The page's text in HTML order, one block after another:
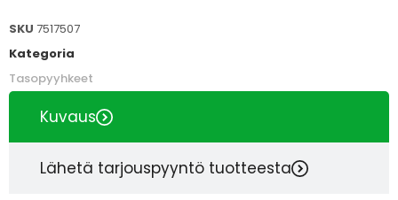
SKU 7517507
Kategoria
Tasopyyhkeet
Kuvaus
Lähetä tarjouspyyntö tuotteesta